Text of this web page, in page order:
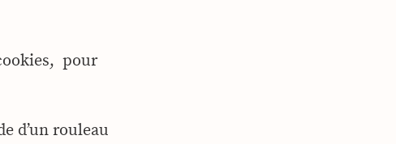
pour
d’un rouleau